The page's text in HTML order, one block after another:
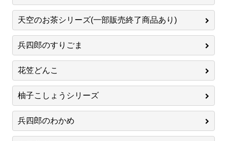
天空のお茶シリーズ(一部販売終了商品あり)
兵四郎のすりごま
花笠どんこ
柚子こしょうシリーズ
兵四郎のわかめ